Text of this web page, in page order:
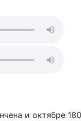
и октябре